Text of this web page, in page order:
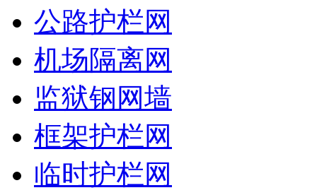
公路护栏网
机场隔离网
监狱钢网墙
框架护栏网
临时护栏网